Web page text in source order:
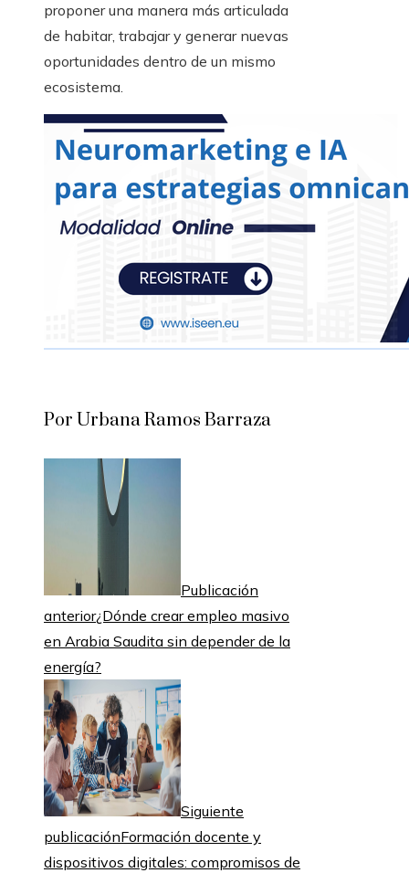
proponer una manera más articulada
de habitar, trabajar y generar nuevas
oportunidades dentro de un mismo
ecosistema.
Por Urbana Ramos Barraza
Publicación
anterior¿Dónde crear empleo masivo
en Arabia Saudita sin depender de la
energía?
Siguiente
publicaciónFormación docente y
dispositivos digitales: compromisos de